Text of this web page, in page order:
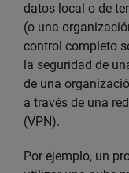
datos local o de
(o una
control completo
la seguridad de
de una
a través de una
(VPN).
Por ejemplo, un